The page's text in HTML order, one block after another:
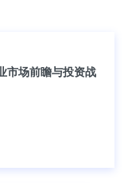
中国城镇消费品
品零售额累计达
乡村消费品
降3.2%。
市场前瞻与投资战